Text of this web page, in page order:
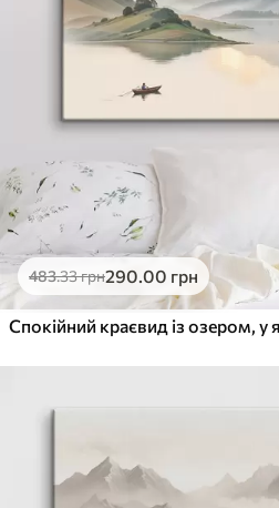
483.33грн290.00 грн